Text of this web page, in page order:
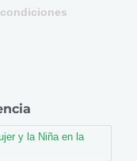
y la Niña en la